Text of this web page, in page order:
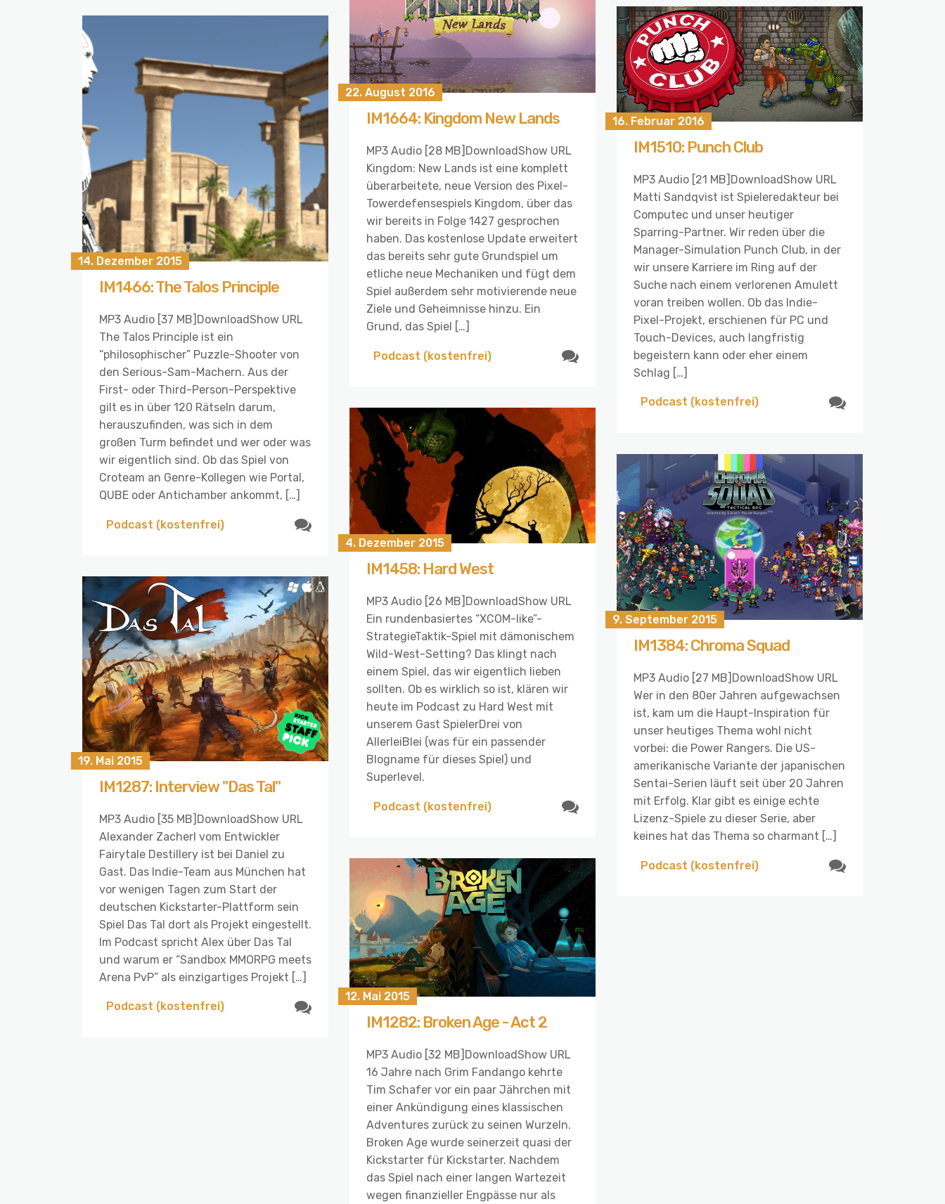
22. August 2016
IM1664: Kingdom New Lands
MP3 Audio [28 MB]DownloadShow URL
Kingdom: New Lands ist eine komplett
überarbeitete, neue Version des Pixel-
Towerdefensespiels Kingdom, über das
wir bereits in Folge 1427 gesprochen
haben. Das kostenlose Update erweitert
das bereits sehr gute Grundspiel um
etliche neue Mechaniken und fügt dem
Spiel außerdem sehr motivierende neue
Ziele und Geheimnisse hinzu. Ein
Grund, das Spiel […]
Podcast (kostenfrei)
16. Februar 2016
IM1510: Punch Club
MP3 Audio [21 MB]DownloadShow URL
Matti Sandqvist ist Spieleredakteur bei
Computec und unser heutiger
Sparring-Partner. Wir reden über die
Manager-Simulation Punch Club, in der
wir unsere Karriere im Ring auf der
Suche nach einem verlorenen Amulett
voran treiben wollen. Ob das Indie-
Pixel-Projekt, erschienen für PC und
Touch-Devices, auch langfristig
begeistern kann oder eher einem
Schlag […]
Podcast (kostenfrei)
14. Dezember 2015
IM1466: The Talos Principle
MP3 Audio [37 MB]DownloadShow URL
The Talos Principle ist ein
“philosophischer” Puzzle-Shooter von
den Serious-Sam-Machern. Aus der
First- oder Third-Person-Perspektive
gilt es in über 120 Rätseln darum,
herauszufinden, was sich in dem
großen Turm befindet und wer oder was
wir eigentlich sind. Ob das Spiel von
Croteam an Genre-Kollegen wie Portal,
QUBE oder Antichamber ankommt, […]
Podcast (kostenfrei)
4. Dezember 2015
IM1458: Hard West
MP3 Audio [26 MB]DownloadShow URL
Ein rundenbasiertes “XCOM-like”-
StrategieTaktik-Spiel mit dämonischem
Wild-West-Setting? Das klingt nach
einem Spiel, das wir eigentlich lieben
sollten. Ob es wirklich so ist, klären wir
heute im Podcast zu Hard West mit
unserem Gast SpielerDrei von
AllerleiBlei (was für ein passender
Blogname für dieses Spiel) und
Superlevel.
Podcast (kostenfrei)
9. September 2015
IM1384: Chroma Squad
MP3 Audio [27 MB]DownloadShow URL
Wer in den 80er Jahren aufgewachsen
ist, kam um die Haupt-Inspiration für
unser heutiges Thema wohl nicht
vorbei: die Power Rangers. Die US-
amerikanische Variante der japanischen
Sentai-Serien läuft seit über 20 Jahren
mit Erfolg. Klar gibt es einige echte
Lizenz-Spiele zu dieser Serie, aber
keines hat das Thema so charmant […]
Podcast (kostenfrei)
19. Mai 2015
IM1287: Interview "Das Tal"
MP3 Audio [35 MB]DownloadShow URL
Alexander Zacherl vom Entwickler
Fairytale Destillery ist bei Daniel zu
Gast. Das Indie-Team aus München hat
vor wenigen Tagen zum Start der
deutschen Kickstarter-Plattform sein
Spiel Das Tal dort als Projekt eingestellt.
Im Podcast spricht Alex über Das Tal
und warum er “Sandbox MMORPG meets
Arena PvP” als einzigartiges Projekt […]
Podcast (kostenfrei)
12. Mai 2015
IM1282: Broken Age - Act 2
MP3 Audio [32 MB]DownloadShow URL
16 Jahre nach Grim Fandango kehrte
Tim Schafer vor ein paar Jährchen mit
einer Ankündigung eines klassischen
Adventures zurück zu seinen Wurzeln.
Broken Age wurde seinerzeit quasi der
Kickstarter für Kickstarter. Nachdem
das Spiel nach einer langen Wartezeit
wegen finanzieller Engpässe nur als